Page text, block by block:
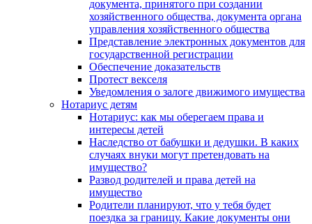
документа, принятого при создании
хозяйственного общества, документа органа
управления хозяйственного общества
Представление электронных документов для
государственной регистрации
Обеспечение доказательств
Протест векселя
Уведомления о залоге движимого имущества
Нотариус детям
Нотариус: как мы оберегаем права и
интересы детей
Наследство от бабушки и дедушки. В каких
случаях внуки могут претендовать на
имущество?
Развод родителей и права детей на
имущество
Родители планируют, что у тебя будет
поездка за границу. Какие документы они